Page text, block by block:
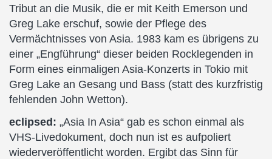
Tribut an die Musik, die er mit Keith Emerson und
Greg Lake erschuf, sowie der Pflege des
Vermächtnisses von Asia. 1983 kam es übrigens zu
einer „Engführung“ dieser beiden Rocklegenden in
Form eines einmaligen Asia-Konzerts in Tokio mit
Greg Lake an Gesang und Bass (statt des kurzfristig
fehlenden John Wetton).
eclipsed: „Asia In Asia“ gab es schon einmal als
VHS-Livedokument, doch nun ist es aufpoliert
wiederveröffentlicht worden. Ergibt das Sinn für